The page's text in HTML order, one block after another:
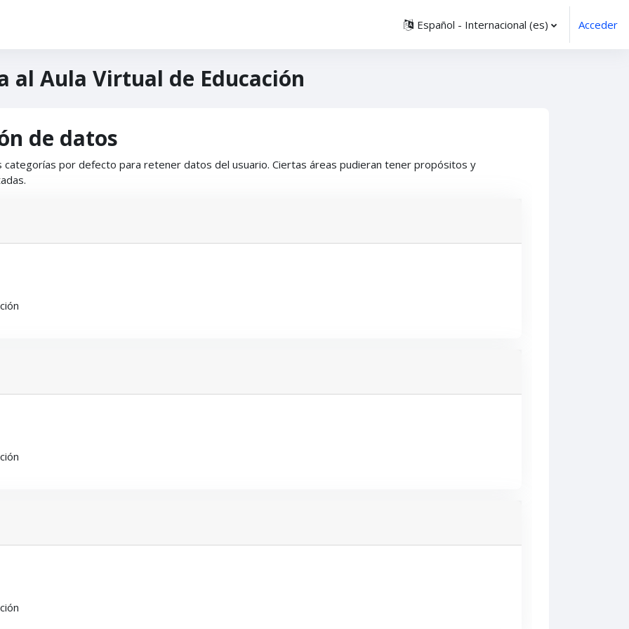
Español - Internacional ‎(es)‎ Acceder
al Aula Virtual de Educación
de datos
por defecto para retener datos del usuario. Ciertas áreas pudieran tener propósitos y